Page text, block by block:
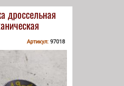
дроссельная
Артикул: 97018